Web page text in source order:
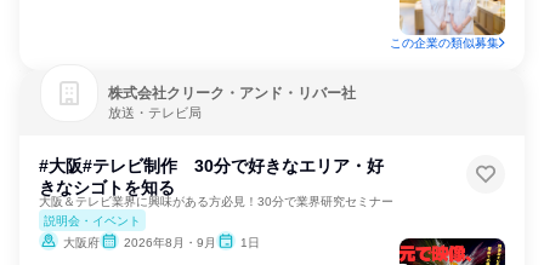
この企業の類似募集
株式会社クリーク・アンド・リバー社
放送・テレビ局
#大阪#テレビ制作 30分で好きなエリア・好
きなシゴトを知る
大阪＆テレビ業界に興味がある方必見！30分で業界研究セミナー
説明会・イベント
大阪府
2026年8月・9月 1日